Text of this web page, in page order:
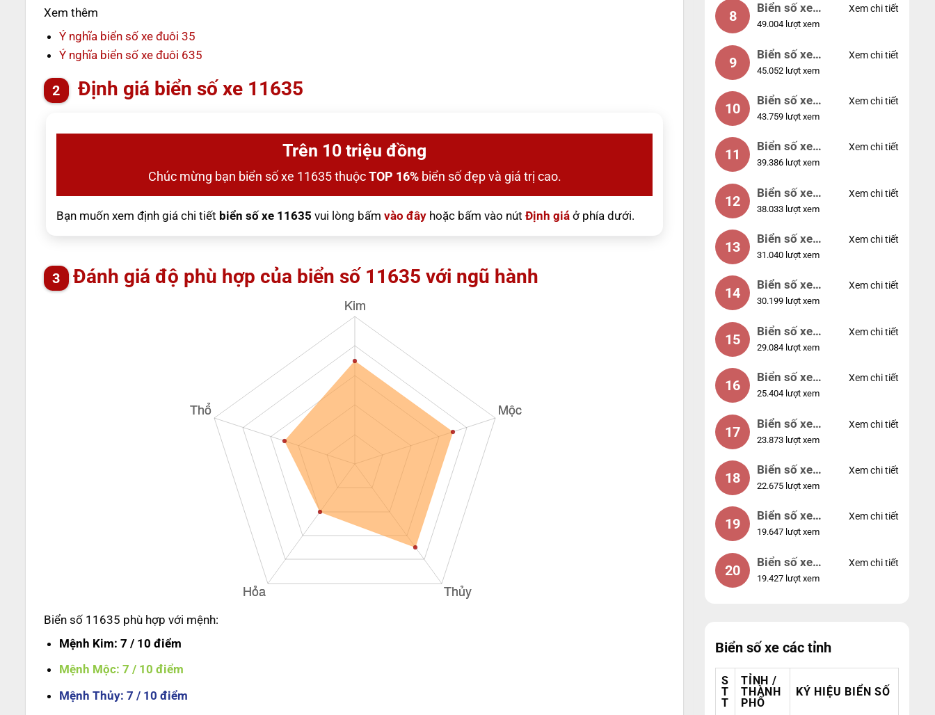
Xem thêm
Ý nghĩa biển số xe đuôi 35
Ý nghĩa biển số xe đuôi 635
Định giá biển số xe 11635
Trên 10 triệu đồng
Chúc mừng bạn biển số xe 11635 thuộcTOP 16%biển số đẹp và giá trị cao.
Bạn muốn xem định giá chi tiết biển số xe 11635 vui lòng bấm vào đâyhoặc bấm vào nút Định giáở phía dưới.
Đánh giá độ phù hợp của biển số 11635 với ngũ hành
Biển số 11635 phù hợp với mệnh:
Mệnh Kim: 7 / 10 điểm
Mệnh Mộc: 7 / 10 điểm
Mệnh Thủy: 7 / 10 điểm
8
Biển số xe
77777
49.004 lượt xem
Xem chi tiết
9
Biển số xe
55555
45.052 lượt xem
Xem chi tiết
10
Biển số xe
56789
43.759 lượt xem
Xem chi tiết
11
Biển số xe
01234
39.386 lượt xem
Xem chi tiết
12
Biển số xe
33333
38.033 lượt xem
Xem chi tiết
13
Biển số xe
22222
31.040 lượt xem
Xem chi tiết
14
Biển số xe
14953
30.199 lượt xem
Xem chi tiết
15
Biển số xe
24953
29.084 lượt xem
Xem chi tiết
16
Biển số xe
49053
25.404 lượt xem
Xem chi tiết
17
Biển số xe
44953
23.873 lượt xem
Xem chi tiết
18
Biển số xe
74953
22.675 lượt xem
Xem chi tiết
19
Biển số xe
99998
19.647 lượt xem
Xem chi tiết
20
Biển số xe
25525
19.427 lượt xem
Xem chi tiết
Biển số xe các tỉnh
S
T
T
TỈNH /
THÀNH
PHỐ
KÝ HIỆU BIỂN SỐ